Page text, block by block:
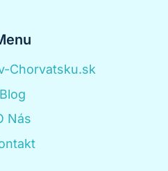
Chorvatsku.sk
Blog
Nás